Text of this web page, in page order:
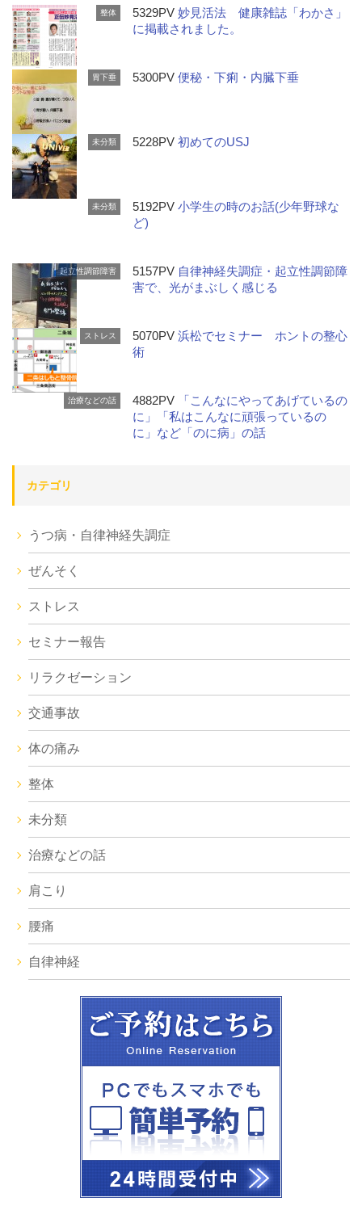
整体 5329PV妙見活法 健康雑誌「わかさ」
に掲載されました。
胃下垂 5300PV便秘・下痢・内臓下垂
未分類 5228PV初めてのUSJ
未分類 5192PV小学生の時のお話(少年野球な
ど)
起立性調節障害 5157PV 自律神経失調症・起立性調節障
害で、光がまぶしく感じる
ストレス 5070PV浜松でセミナー ホントの整心
術
治療などの話 4882PV
「こんなにやってあげているの
に」「私はこんなに頑張っているの
に」など「のに病」の話
カテゴリ
うつ病・自律神経失調症
ぜんそく
ストレス
セミナー報告
リラクゼーション
交通事故
体の痛み
整体
未分類
治療などの話
肩こり
腰痛
自律神経